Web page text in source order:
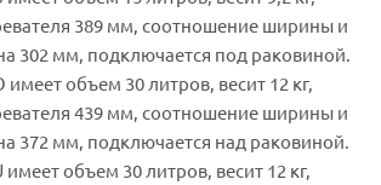
389 мм, соотношение ширины и
302 мм, подключается под раковиной.
объем 30 литров, весит 12 кг,
439 мм, соотношение ширины и
372 мм, подключается над раковиной.
объем 30 литров, весит 12 кг,